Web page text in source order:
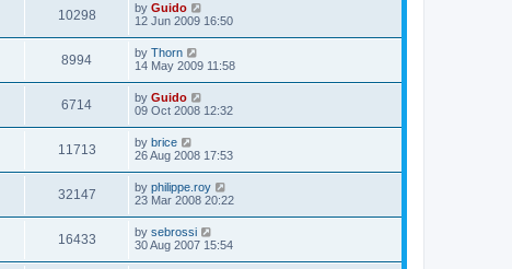
10298 by Guido
12 Jun 2009 16:50
8994 by Thorn
14 May 2009 11:58
6714 by Guido
09 Oct 2008 12:32
11713 by brice
26 Aug 2008 17:53
32147 by philippe.roy
23 Mar 2008 20:22
16433 by sebrossi
30 Aug 2007 15:54